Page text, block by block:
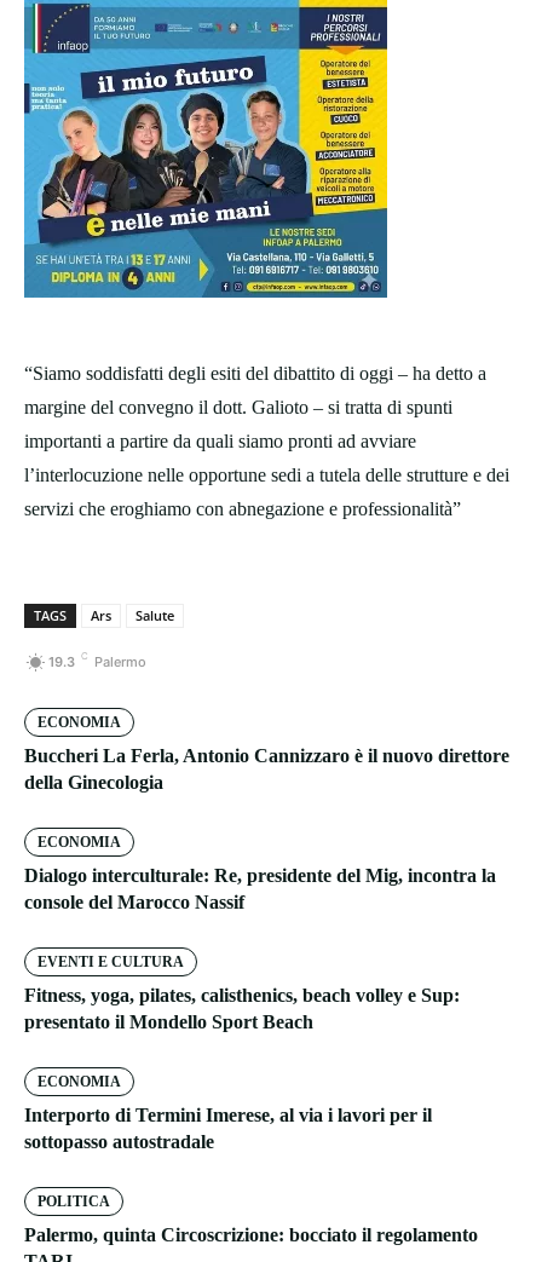
“Siamo soddisfatti degli esiti del dibattito di oggi – ha detto a
margine del convegno il dott. Galioto – si tratta di spunti
importanti a partire da quali siamo pronti ad avviare
l’interlocuzione nelle opportune sedi a tutela delle strutture e dei
servizi che eroghiamo con abnegazione e professionalità”
TAGS Ars Salute
19.3 C Palermo
ECONOMIA
Buccheri La Ferla, Antonio Cannizzaro è il nuovo direttore
della Ginecologia
ECONOMIA
Dialogo interculturale: Re, presidente del Mig, incontra la
console del Marocco Nassif
EVENTI E CULTURA
Fitness, yoga, pilates, calisthenics, beach volley e Sup:
presentato il Mondello Sport Beach
ECONOMIA
Interporto di Termini Imerese, al via i lavori per il
sottopasso autostradale
POLITICA
Palermo, quinta Circoscrizione: bocciato il regolamento